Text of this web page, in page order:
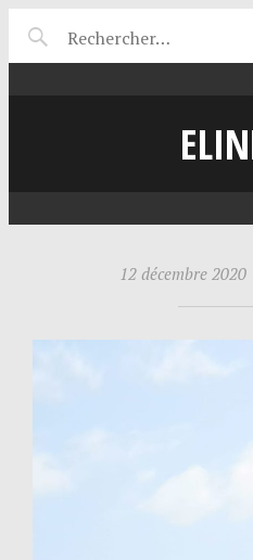
12 décembre 2020